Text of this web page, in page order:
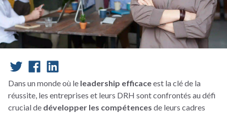
Dans un monde où le leadership efficaceest la clé de la
réussite, les entreprises et leurs DRH sont confrontés au défi
crucial de développer les compétences de leurs cadres